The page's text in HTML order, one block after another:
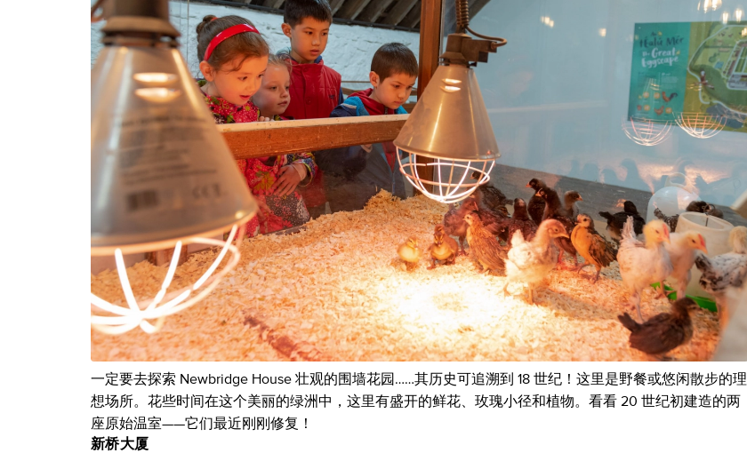
一定要去探索 Newbridge House 壮观的围墙花园……其历史可追溯到 18 世纪！这里是野餐或悠闲散步的理
想场所。花些时间在这个美丽的绿洲中，这里有盛开的鲜花、玫瑰小径和植物。看看 20 世纪初建造的两
座原始温室——它们最近刚刚修复！
新桥大厦